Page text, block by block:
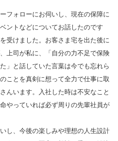
フォローにお伺いし、現在の保障に
ントなどについてお話したのです
受けました。お客さま宅を出た後に
上司が私に、「自分の力不足で保険
」と話していた言葉は今でも忘れら
ことを真剣に想って全力で仕事に取
んいます。入社した時は不安なこと
やっていれば必ず周りの先輩社員が
し、今後の楽しみや理想の人生設計